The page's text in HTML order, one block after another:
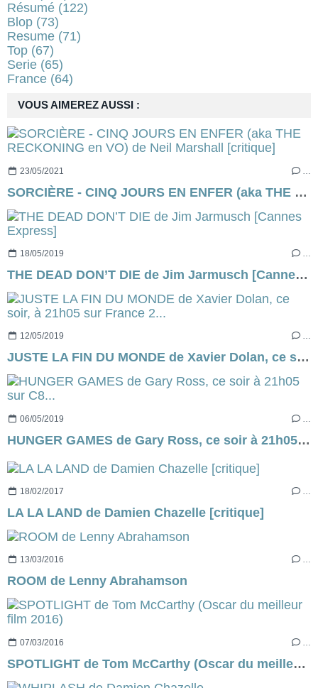
VOUS AIMEREZ AUSSI :
23/05/2021
SORCIÈRE - CINQ JOURS EN ENFER (aka THE RECKONING en VO) de Neil Marshall [critique]
18/05/2019 …
THE DEAD DON’T DIE de Jim Jarmusch [Cannes Express]
12/05/2019 …
JUSTE LA FIN DU MONDE de Xavier Dolan, ce soir, à 21h05 sur France 2...
06/05/2019
HUNGER GAMES de Gary Ross, ce soir à 21h05 sur C8...
18/02/2017 …
LA LA LAND de Damien Chazelle [critique]
13/03/2016 …
ROOM de Lenny Abrahamson
07/03/2016 …
SPOTLIGHT de Tom McCarthy (Oscar du meilleur film 2016)
Résumé (122)
Blop (73)
Resume (71)
Top (67)
Serie (65)
France (64)